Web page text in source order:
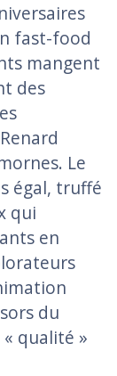
fast-food
mangent
des
Le
égal, truffé
qui
en
du
qualité »